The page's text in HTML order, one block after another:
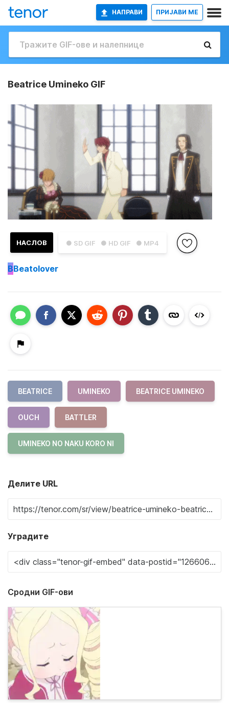
НАПРАВИ ПРИЈАВИ МЕ
Beatrice Umineko GIF
● SD GIF ● HD GIF ● MP4
НАСЛОВ
BBeatolover
BEATRICE UMINEKO BEATRICE UMINEKO
OUCH BATTLER
UMINEKO NO NAKU KORO NI
Делите URL
Уградите
Сродни GIF-ови